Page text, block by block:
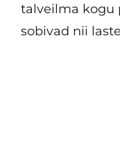
talveilma kogu
sobivad nii